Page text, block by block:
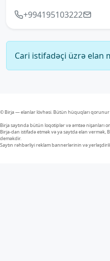
+994195103222
Cari istifadəçi üzrə elan
© Birja — elanlar lövhəsi. Bütün hüquqları qorunur
Birja saytında bütün loqotiplər və əmtəə nişanları
Birja-dan istifadə etmək və ya saytda elan vermək,
deməkdir.
Saytın rəhbərliyi reklam bannerlərinin və